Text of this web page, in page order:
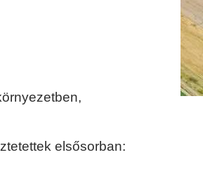
elsősorban: